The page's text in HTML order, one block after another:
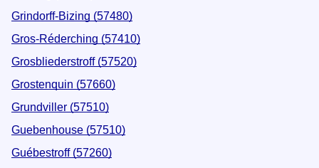
Grindorff-Bizing (57480)
Gros-Réderching (57410)
Grosbliederstroff (57520)
Grostenquin (57660)
Grundviller (57510)
Guebenhouse (57510)
Guébestroff (57260)